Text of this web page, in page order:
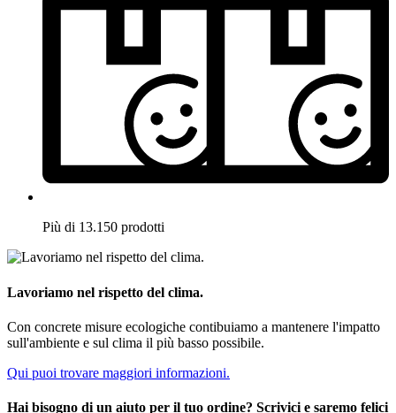
Più di 13.150 prodotti
Lavoriamo nel rispetto del clima.
Con concrete misure ecologiche contibuiamo a mantenere l'impatto
sull'ambiente e sul clima il più basso possibile.
Qui puoi trovare maggiori informazioni.
Hai bisogno di un aiuto per il tuo ordine? Scrivici e saremo felici